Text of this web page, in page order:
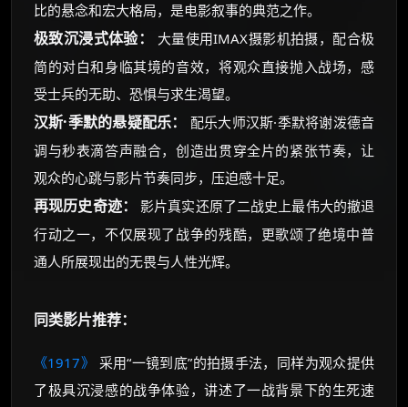
比的悬念和宏大格局，是电影叙事的典范之作。
极致沉浸式体验：
大量使用IMAX摄影机拍摄，配合极
简的对白和身临其境的音效，将观众直接抛入战场，感
受士兵的无助、恐惧与求生渴望。
汉斯·季默的悬疑配乐：
配乐大师汉斯·季默将谢泼德音
调与秒表滴答声融合，创造出贯穿全片的紧张节奏，让
观众的心跳与影片节奏同步，压迫感十足。
再现历史奇迹：
影片真实还原了二战史上最伟大的撤退
行动之一，不仅展现了战争的残酷，更歌颂了绝境中普
通人所展现出的无畏与人性光辉。
同类影片推荐：
《1917》
采用“一镜到底”的拍摄手法，同样为观众提供
了极具沉浸感的战争体验，讲述了一战背景下的生死速